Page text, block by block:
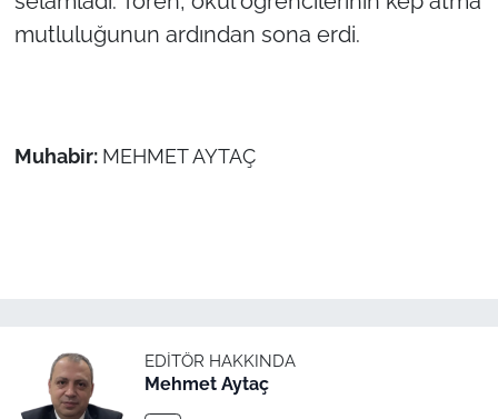
mutluluğunun ardından sona erdi.
Muhabir: MEHMET AYTAÇ
EDITÖR HAKKINDA
Mehmet Aytaç